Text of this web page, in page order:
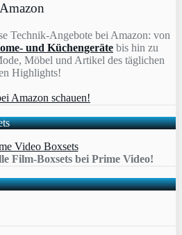
Technik-Angebote bei Amazon: von
und Küchengeräte bis hin zu
Möbel und Artikel des täglichen
Highlights!
Film-Boxsets bei Prime Video!